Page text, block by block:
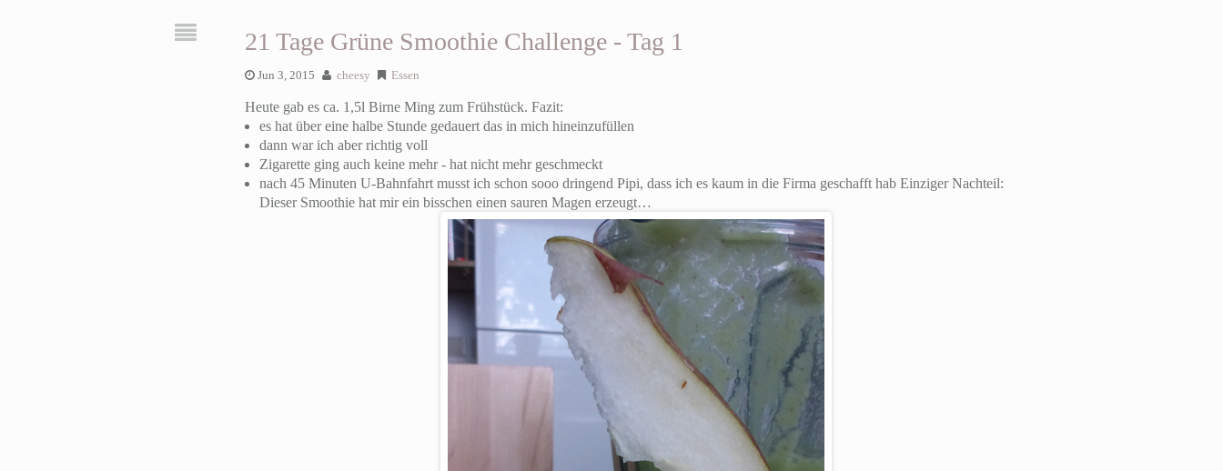
21 Tage Grüne Smoothie Challenge - Tag 1
Jun 3, 2015 cheesy Essen
Heute gab es ca. 1,5l Birne Ming zum Frühstück. Fazit:
es hat über eine halbe Stunde gedauert das in mich hineinzufüllen
dann war ich aber richtig voll
Zigarette ging auch keine mehr - hat nicht mehr geschmeckt
nach 45 Minuten U-Bahnfahrt musst ich schon sooo dringend Pipi, dass ich es kaum in die Firma geschafft hab Einziger Nachteil:
Dieser Smoothie hat mir ein bisschen einen sauren Magen erzeugt…